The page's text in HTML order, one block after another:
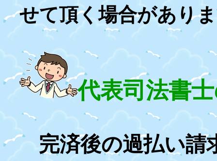
せて頂く場合があり
代表司法書
完済後の過払い請